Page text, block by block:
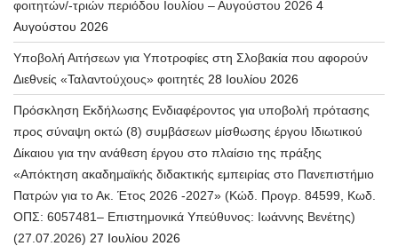
φοιτητών/-τριών περιόδου Ιουλίου – Αυγούστου 2026 4
Αυγούστου 2026
Υποβολή Αιτήσεων για Υποτροφίες στη Σλοβακία που αφορούν
Διεθνείς «Ταλαντούχους» φοιτητές 28 Ιουλίου 2026
Πρόσκληση Εκδήλωσης Ενδιαφέροντος για υποβολή πρότασης
προς σύναψη οκτώ (8) συμβάσεων μίσθωσης έργου Ιδιωτικού
Δίκαιου για την ανάθεση έργου στο πλαίσιο της πράξης
«Απόκτηση ακαδημαϊκής διδακτικής εμπειρίας στο Πανεπιστήμιο
Πατρών για το Ακ. Έτος 2026 -2027» (Κώδ. Προγρ. 84599, Κωδ.
ΟΠΣ: 6057481– Επιστημονικά Υπεύθυνος: Ιωάννης Βενέτης)
(27.07.2026) 27 Ιουλίου 2026